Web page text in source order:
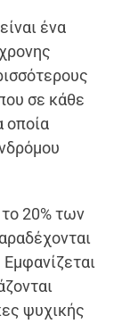
ένα
σε κάθε
οποία
20% των
ψυχικής